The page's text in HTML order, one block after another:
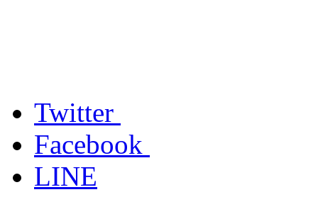
Twitter
Facebook
LINE